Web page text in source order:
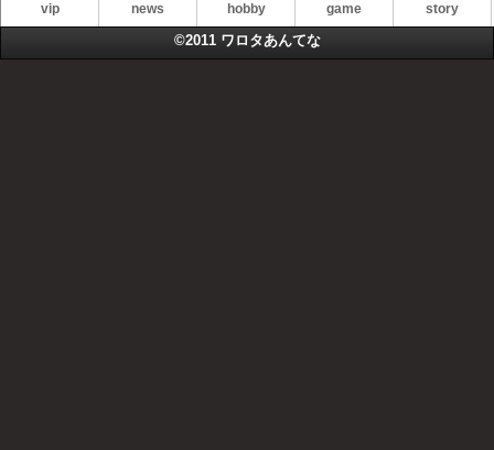
vip news hobby game story
©2011 ワロタあんてな